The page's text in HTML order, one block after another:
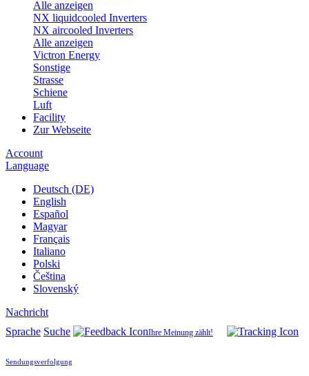
Alle anzeigen
NX liquidcooled Inverters
NX aircooled Inverters
Alle anzeigen
Victron Energy
Sonstige
Strasse
Schiene
Luft
Facility
Zur Webseite
Account
Language
Deutsch (DE)
English
Español
Magyar
Français
Italiano
Polski
Čeština
Slovenský
Nachricht
Sprache Suche Ihre Meinung zählt!
Sendungsverfolgung